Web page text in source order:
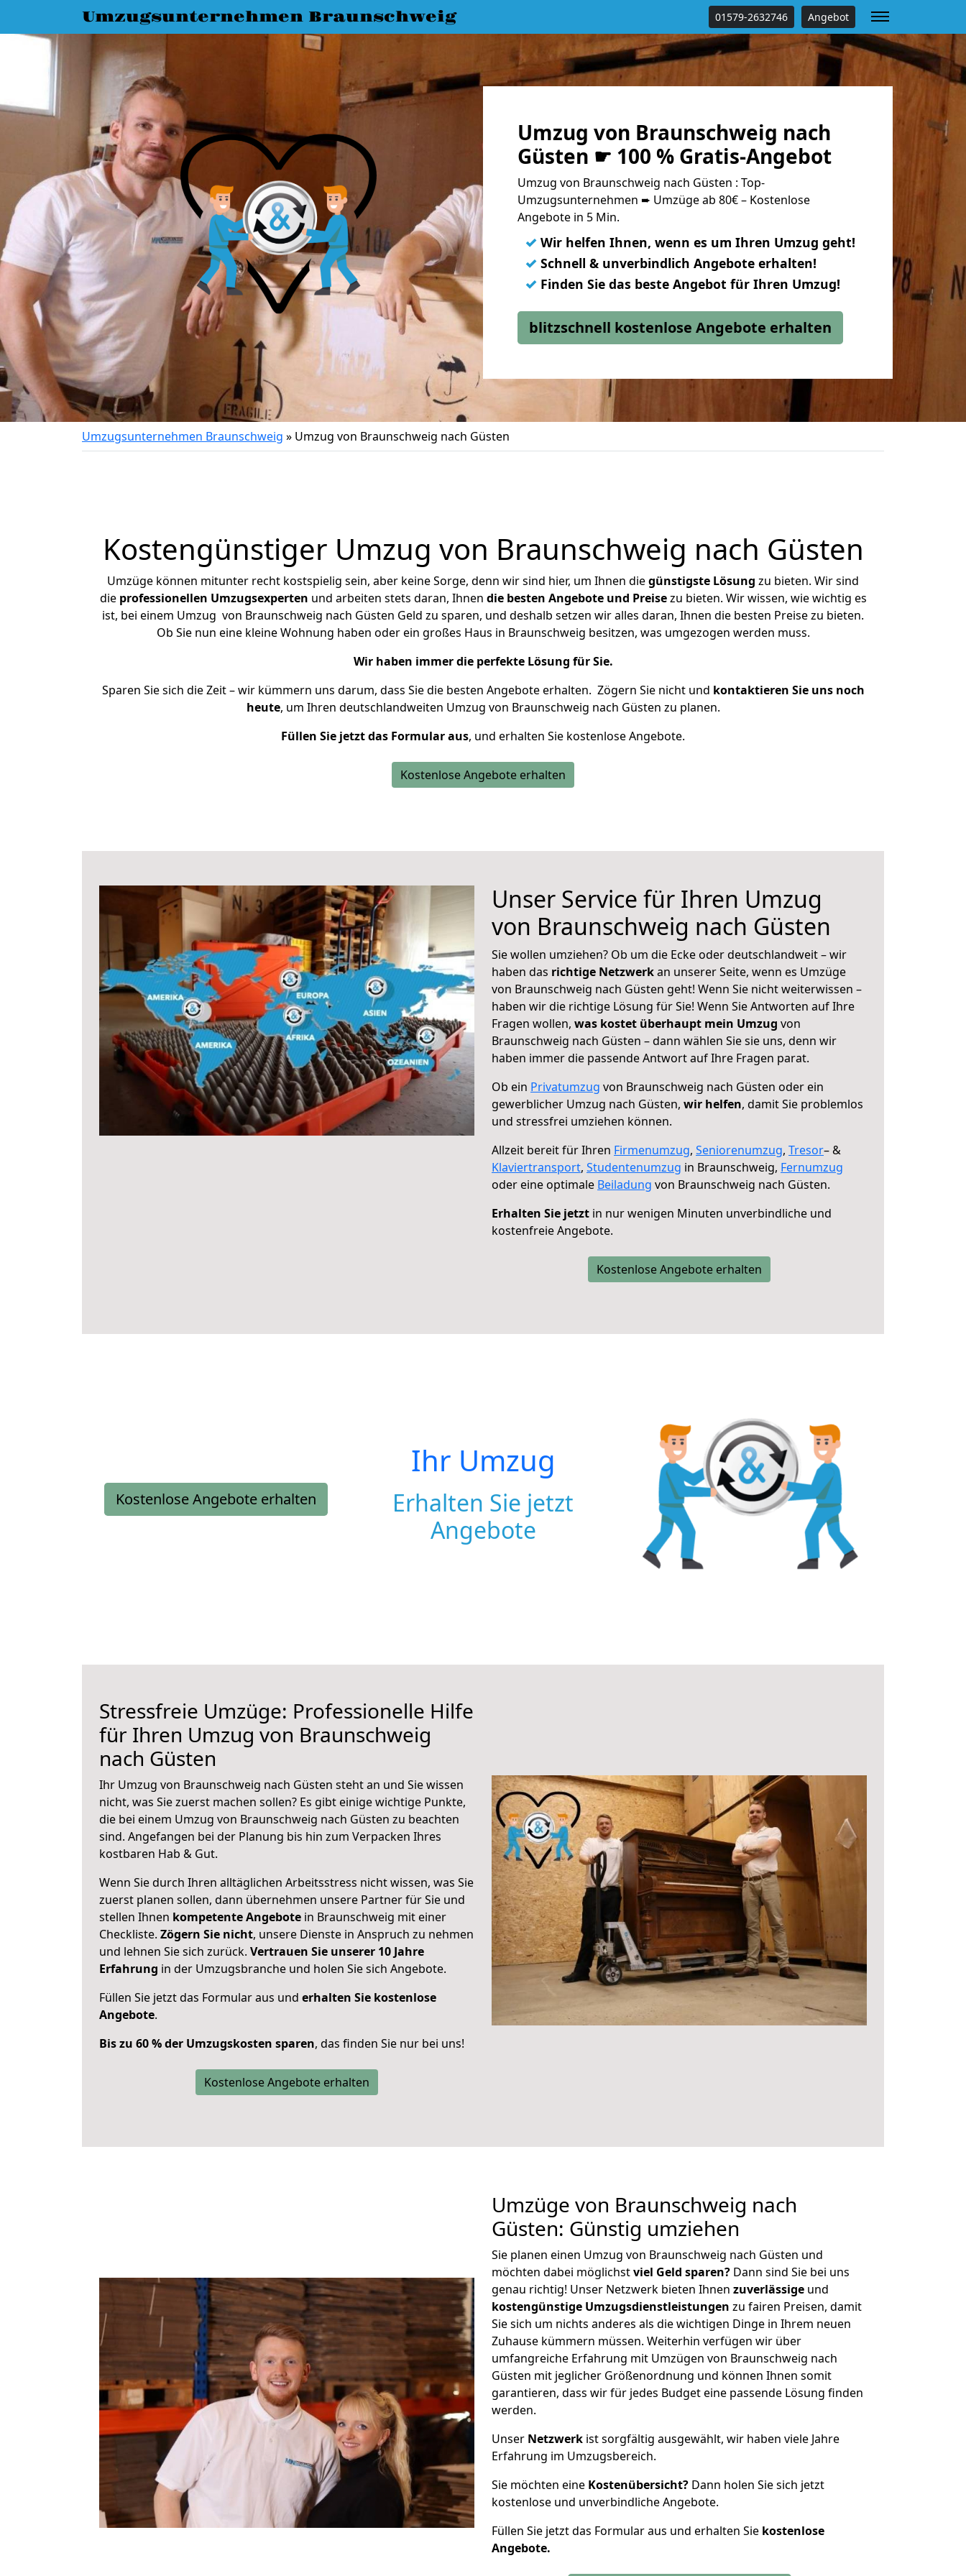
Umzugsunternehmen Braunschweig 01579-2632746 Angebot
Umzug von Braunschweig nach
Güsten ☛ 100 % Gratis-Angebot
Umzug von Braunschweig nach Güsten : Top-
Umzugsunternehmen ➨ Umzüge ab 80€ – Kostenlose
Angebote in 5 Min.
✓ Wir helfen Ihnen, wenn es um Ihren Umzug geht!
✓ Schnell & unverbindlich Angebote erhalten!
✓ Finden Sie das beste Angebot für Ihren Umzug!
blitzschnell kostenlose Angebote erhalten
Umzugsunternehmen Braunschweig » Umzug von Braunschweig nach Güsten
Kostengünstiger Umzug von Braunschweig nach Güsten
Umzüge können mitunter recht kostspielig sein, aber keine Sorge, denn wir sind hier, um Ihnen diegünstigste Lösung zu bieten. Wir sind
die professionellen Umzugsexperten und arbeiten stets daran, Ihnen die besten Angebote und Preisezu bieten. Wir wissen, wie wichtig es
ist, bei einem Umzug von Braunschweig nach Güsten Geld zu sparen, und deshalb setzen wir alles daran, Ihnen die besten Preise zu bieten.
Ob Sie nun eine kleine Wohnung haben oder ein großes Haus in Braunschweig besitzen, was umgezogen werden muss.
Wir haben immer die perfekte Lösung für Sie.
Sparen Sie sich die Zeit – wir kümmern uns darum, dass Sie die besten Angebote erhalten. Zögern Sie nicht und kontaktieren Sie uns noch
heute, um Ihren deutschlandweiten Umzug von Braunschweig nach Güsten zu planen.
Füllen Sie jetzt das Formular aus, und erhalten Sie kostenlose Angebote.
Kostenlose Angebote erhalten
Unser Service für Ihren Umzug
von Braunschweig nach Güsten
Sie wollen umziehen? Ob um die Ecke oder deutschlandweit – wir
haben das richtige Netzwerkan unserer Seite, wenn es Umzüge
von Braunschweig nach Güsten geht! Wenn Sie nicht weiterwissen –
haben wir die richtige Lösung für Sie! Wenn Sie Antworten auf Ihre
Fragen wollen, was kostet überhaupt mein Umzug von
Braunschweig nach Güsten – dann wählen Sie sie uns, denn wir
haben immer die passende Antwort auf Ihre Fragen parat.
Ob ein Privatumzug von Braunschweig nach Güsten oder ein
gewerblicher Umzug nach Güsten, wir helfen, damit Sie problemlos
und stressfrei umziehen können.
Allzeit bereit für Ihren Firmenumzug, Seniorenumzug, Tresor– &
Klaviertransport, Studentenumzug in Braunschweig, Fernumzug
oder eine optimale Beiladung von Braunschweig nach Güsten.
Erhalten Sie jetzt in nur wenigen Minuten unverbindliche und
kostenfreie Angebote.
Kostenlose Angebote erhalten
Kostenlose Angebote erhalten
Ihr Umzug
Erhalten Sie jetzt
Angebote
Stressfreie Umzüge: Professionelle Hilfe
für Ihren Umzug von Braunschweig
nach Güsten
Ihr Umzug von Braunschweig nach Güsten steht an und Sie wissen
nicht, was Sie zuerst machen sollen? Es gibt einige wichtige Punkte,
die bei einem Umzug von Braunschweig nach Güsten zu beachten
sind. Angefangen bei der Planung bis hin zum Verpacken Ihres
kostbaren Hab & Gut.
Wenn Sie durch Ihren alltäglichen Arbeitsstress nicht wissen, was Sie
zuerst planen sollen, dann übernehmen unsere Partner für Sie und
stellen Ihnen kompetente Angebote in Braunschweig mit einer
Checkliste. Zögern Sie nicht, unsere Dienste in Anspruch zu nehmen
und lehnen Sie sich zurück. Vertrauen Sie unserer 10 Jahre
Erfahrung in der Umzugsbranche und holen Sie sich Angebote.
Füllen Sie jetzt das Formular aus und erhalten Sie kostenlose
Angebote.
Bis zu 60 % der Umzugskosten sparen, das finden Sie nur bei uns!
Kostenlose Angebote erhalten
Umzüge von Braunschweig nach
Güsten: Günstig umziehen
Sie planen einen Umzug von Braunschweig nach Güsten und
möchten dabei möglichstviel Geld sparen? Dann sind Sie bei uns
genau richtig! Unser Netzwerk bieten Ihnen zuverlässige und
kostengünstige Umzugsdienstleistungen zu fairen Preisen, damit
Sie sich um nichts anderes als die wichtigen Dinge in Ihrem neuen
Zuhause kümmern müssen. Weiterhin verfügen wir über
umfangreiche Erfahrung mit Umzügen von Braunschweig nach
Güsten mit jeglicher Größenordnung und können Ihnen somit
garantieren, dass wir für jedes Budget eine passende Lösung finden
werden.
Unser Netzwerk ist sorgfältig ausgewählt, wir haben viele Jahre
Erfahrung im Umzugsbereich.
Sie möchten eine Kostenübersicht? Dann holen Sie sich jetzt
kostenlose und unverbindliche Angebote.
Füllen Sie jetzt das Formular aus und erhalten Sie kostenlose
Angebote.